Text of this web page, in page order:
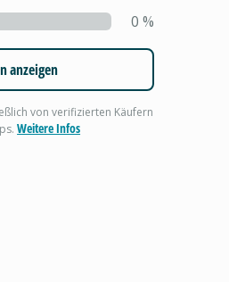
0 %
anzeigen
von verifizierten Käufern
Weitere Infos